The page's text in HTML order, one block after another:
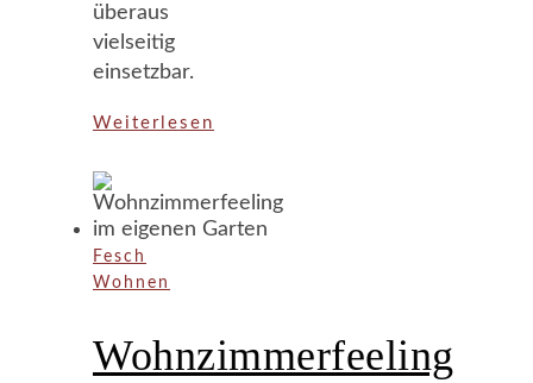
überaus
vielseitig
einsetzbar.
Weiterlesen
Fesch
Wohnen
Wohnzimmerfeeling